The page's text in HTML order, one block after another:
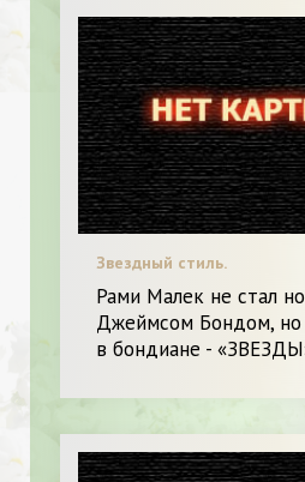
Звездный стиль.
Рами Малек не стал
Джеймсом Бондом, но
в бондиане -